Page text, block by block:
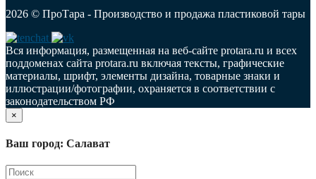
2026 © ПроТара - Производство и продажа пластиковой тары
Вся информация, размещенная на веб-сайте protara.ru и всех
поддоменах сайта protara.ru включая тексты, графические
материалы, шрифт, элементы дизайна, товарные знаки и
иллюстрации/фотографии, охраняется в соответствии с
законодательством РФ
×
Ваш город: Салават